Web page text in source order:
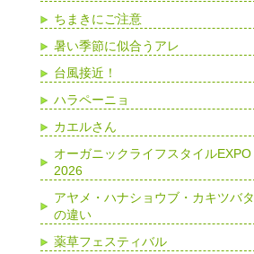
ちまきにご注意
暑い季節に似合うアレ
台風接近！
ハラペーニョ
カエルさん
オーガニックライフスタイルEXPO
2026
アヤメ・ハナショウブ・カキツバタ
の違い
薬草フェスティバル